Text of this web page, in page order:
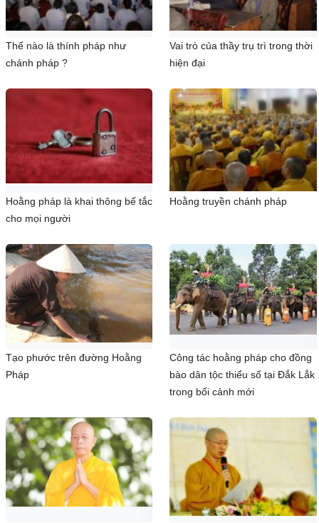
Thế nào là thính pháp như
chánh pháp ?
Vai trò của thầy trụ trì trong thời
hiện đại
Hoằng pháp là khai thông bế tắc
cho mọi người
Hoằng truyền chánh pháp
Tạo phước trên đường Hoằng
Pháp
Công tác hoằng pháp cho đồng
bào dân tộc thiểu số tại Đắk Lắk
trong bối cảnh mới